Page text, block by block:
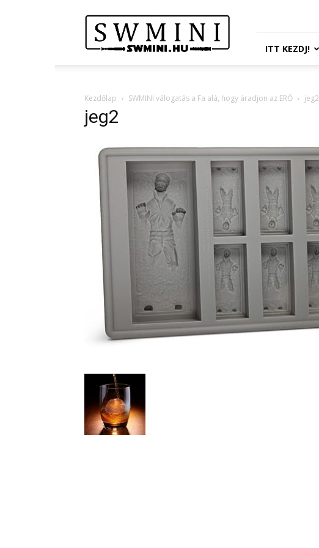
Wars
Miniatures
Portál
ITT KEZDJ!
Kezdőlap SWMINI válogatás a Fa alá, hogy áradjon az ERŐ jeg2
jeg2